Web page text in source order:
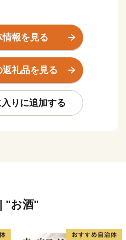
東京、京都、大阪、富士山な
遊する旅の滞在地として便利
2000万人を超える観光客が
る富士山を近くに見ることも
、様々な魅力を持つ一大リゾ
納税制度」を活用し、箱根町
情報を見る
礼品を見る
りに追加する
"お酒"